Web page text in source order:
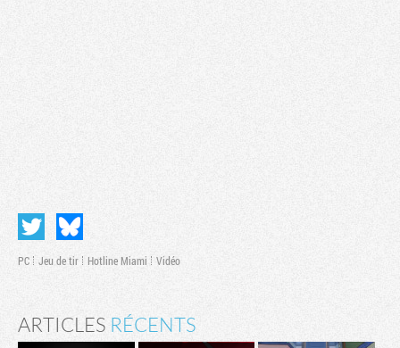
PC Jeu de tir Hotline Miami Vidéo
ARTICLES RÉCENTS